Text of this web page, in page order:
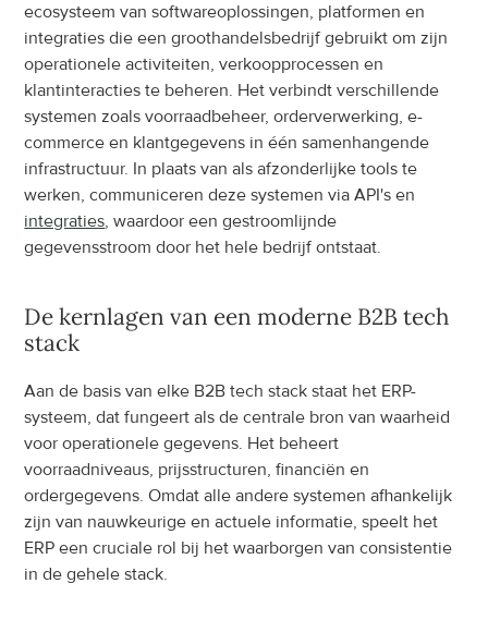
ecosysteem van softwareoplossingen, platformen en
integraties die een groothandelsbedrijf gebruikt om zijn
operationele activiteiten, verkoopprocessen en
klantinteracties te beheren. Het verbindt verschillende
systemen zoals voorraadbeheer, orderverwerking, e-
commerce en klantgegevens in één samenhangende
infrastructuur. In plaats van als afzonderlijke tools te
integraties, waardoor een gestroomlijnde
gegevensstroom door het hele bedrijf ontstaat.
De kernlagen van een moderne B2B tech
stack
Aan de basis van elke B2B tech stack staat het ERP-
systeem, dat fungeert als de centrale bron van waarheid
voor operationele gegevens. Het beheert
voorraadniveaus, prijsstructuren, financiën en
ordergegevens. Omdat alle andere systemen afhankelijk
zijn van nauwkeurige en actuele informatie, speelt het
ERP een cruciale rol bij het waarborgen van consistentie
in de gehele stack.